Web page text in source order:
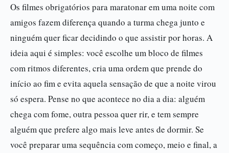
Os filmes obrigatórios para maratonar em uma noite com
amigos fazem diferença quando a turma chega junto e
ninguém quer ficar decidindo o que assistir por horas. A
ideia aqui é simples: você escolhe um bloco de filmes
com ritmos diferentes, cria uma ordem que prende do
início ao fim e evita aquela sensação de que a noite virou
só espera. Pense no que acontece no dia a dia: alguém
chega com fome, outra pessoa quer rir, e tem sempre
alguém que prefere algo mais leve antes de dormir. Se
você preparar uma sequência com começo, meio e final, a